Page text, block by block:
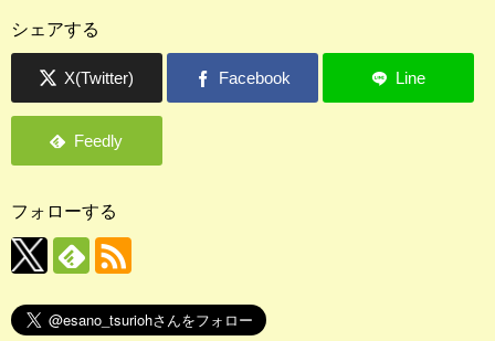
シェアする
フォローする